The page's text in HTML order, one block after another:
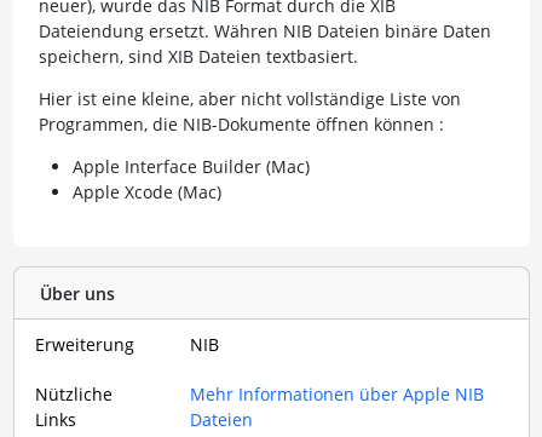
neuer), wurde das NIB Format durch die XIB
Dateiendung ersetzt. Währen NIB Dateien binäre Daten
speichern, sind XIB Dateien textbasiert.
Hier ist eine kleine, aber nicht vollständige Liste von
Programmen, die NIB-Dokumente öffnen können :
Apple Interface Builder (Mac)
Apple Xcode (Mac)
Über uns
Erweiterung NIB
Nützliche
Links
Mehr Informationen über Apple NIB
Dateien